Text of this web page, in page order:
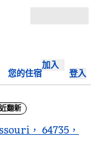
您的住宿
加入
登入
翻新
， 64735，